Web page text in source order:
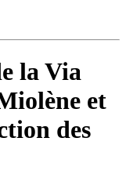
la Via
et
des